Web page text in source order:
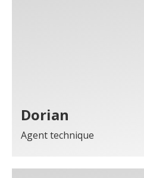
Dorian
Agent technique